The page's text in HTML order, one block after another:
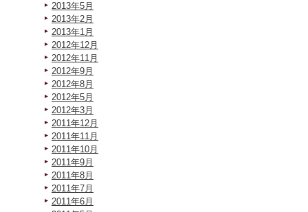
2013年5月
2013年2月
2013年1月
2012年12月
2012年11月
2012年9月
2012年8月
2012年5月
2012年3月
2011年12月
2011年11月
2011年10月
2011年9月
2011年8月
2011年7月
2011年6月